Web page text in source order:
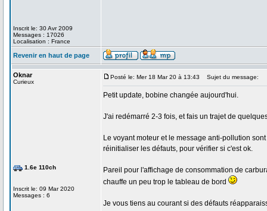
Inscrit le: 30 Avr 2009
Messages : 17026
Localisation : France
Revenir en haut de page
Oknar
Curieux
1.6e 110ch
Inscrit le: 09 Mar 2020
Messages : 6
Posté le: Mer 18 Mar 20 à 13:43 Sujet du message:
Petit update, bobine changée aujourd'hui.
J'ai redémarré 2-3 fois, et fais un trajet de
Le voyant moteur et le message anti-pollution
réinitialiser les défauts, pour vérifier si c'est ok.
Pareil pour l'affichage de consommation de
chauffe un peu trop le tableau de bord
Je vous tiens au courant si des défauts